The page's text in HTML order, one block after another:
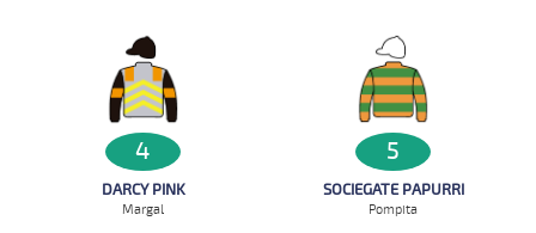
4
DARCY PINK
Margal
5
SOCIEGATE PAPURRI
Pompita